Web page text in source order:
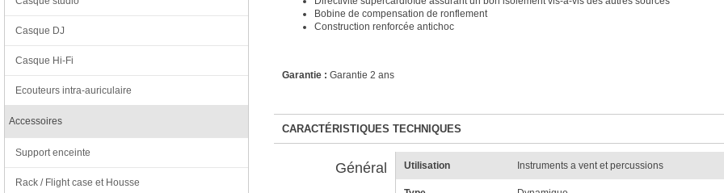
Bobine de compensation de ronflement
Construction renforcée antichoc
Garantie : Garantie 2 ans
CARACTÉRISTIQUES TECHNIQUES
Général Utilisation Instruments a vent et percussions
Casque DJ
Casque Hi-Fi
Ecouteurs intra-auriculaire
Accessoires
Support enceinte
Rack / Flight case et Housse